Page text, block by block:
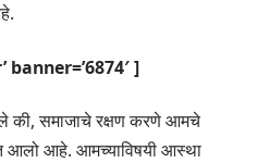
]
की, समाजाचे रक्षण करणे आमचे
आलो आहे. आमच्याविषयी आस्था